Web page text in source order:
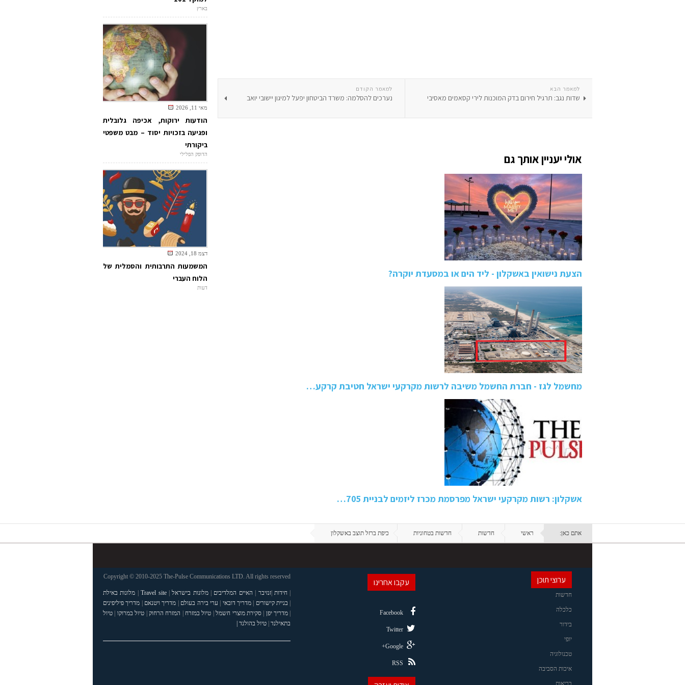
למאמר הקודם
נערכים להסלמה: משרד הביטחון יפעל למיגון יישובי יואב
למאמר הבא
שדות נגב: תרגיל חירום בדק המוכנות לירי קסאמים מאסיבי
אולי יעניין אותך גם
הצעת נישואין באשקלון - ליד הים או במסעדת יוקרה?
מחשמל לגז - חברת החשמל משיבה לרשות מקרקעי ישראל חטיבת קרקע…
אשקלון: רשות מקרקעי ישראל מפרסמת מכרז ליזמים לבניית 705…
בארץ
מאי 11, 2026
הודעות ירוקות, אכיפה גלובלית
ופגיעה בזכויות יסוד – מבט משפטי
ביקורתי
הדופק הפלילי
דצמ 18, 2024
המשמעות התרבותית והסמלית של
הלוח העברי
דעות
אתם כאן: ראשי חדשות חדשות בטחוניות כיפת ברזל תוצב באשקלון
ערוצי תוכן
חדשות
כלכלה
בידור
יופי
טכנולוגיה
איכות הסביבה
בריאות
עקבו אחרינו
Facebook
Twitter
Google+
RSS
Copyright © 2010-2025 The-Pulse Communications LTD. All rights reserved
| חידות |זנזיבר | האיים המלדיבים |מלונות בישראל|
Travel site
| מלונות באילת
| בניית קישורים |מדריך דובאי | ערי בירה בעולם | מדריך ויטנאם | מדריך פיליפינים
| מדריך יפן |סקירת מוצרי חשמל| טיול במזרח | המזרח הרחוק | טיול במרוקו | טיול
בתאילנד| טיול בהולנד |